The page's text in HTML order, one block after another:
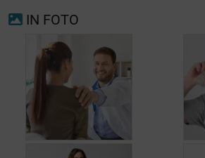
Exocriene pancreas-
insufficiëntie
IN FOTO